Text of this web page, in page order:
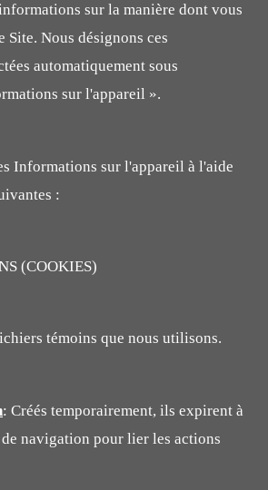
sur la manière dont vous
Site. Nous désignons ces
automatiquement sous
sur l'appareil ».
Informations sur l'appareil à l'aide
:
(COOKIES)
témoins que nous utilisons.
: Créés temporairement, ils expirent à
navigation pour lier les actions